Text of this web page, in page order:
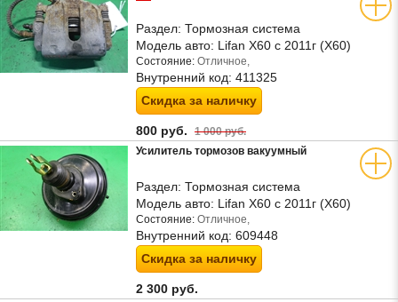
Раздел: Тормозная система
Модель авто: Lifan X60 с 2011г (Х60)
Состояние: Отличное,
Внутренний код: 411325
Скидка за наличку
800 руб. 1 000 руб.
Усилитель тормозов вакуумный
Раздел: Тормозная система
Модель авто: Lifan X60 с 2011г (Х60)
Состояние: Отличное,
Внутренний код: 609448
Скидка за наличку
2 300 руб.